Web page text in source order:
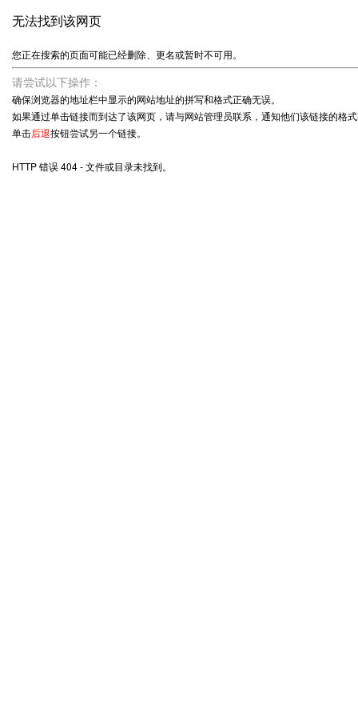
无法找到该网页
您正在搜索的页面可能已经删除、更名或暂时不可用。
请尝试以下操作：
确保浏览器的地址栏中显示的网站地址的拼写和格式正确无误。
如果通过单击链接而到达了该网页，请与网站管理员联系，通知他们该链接的格
单击后退按钮尝试另一个链接。
HTTP 错误 404 - 文件或目录未找到。